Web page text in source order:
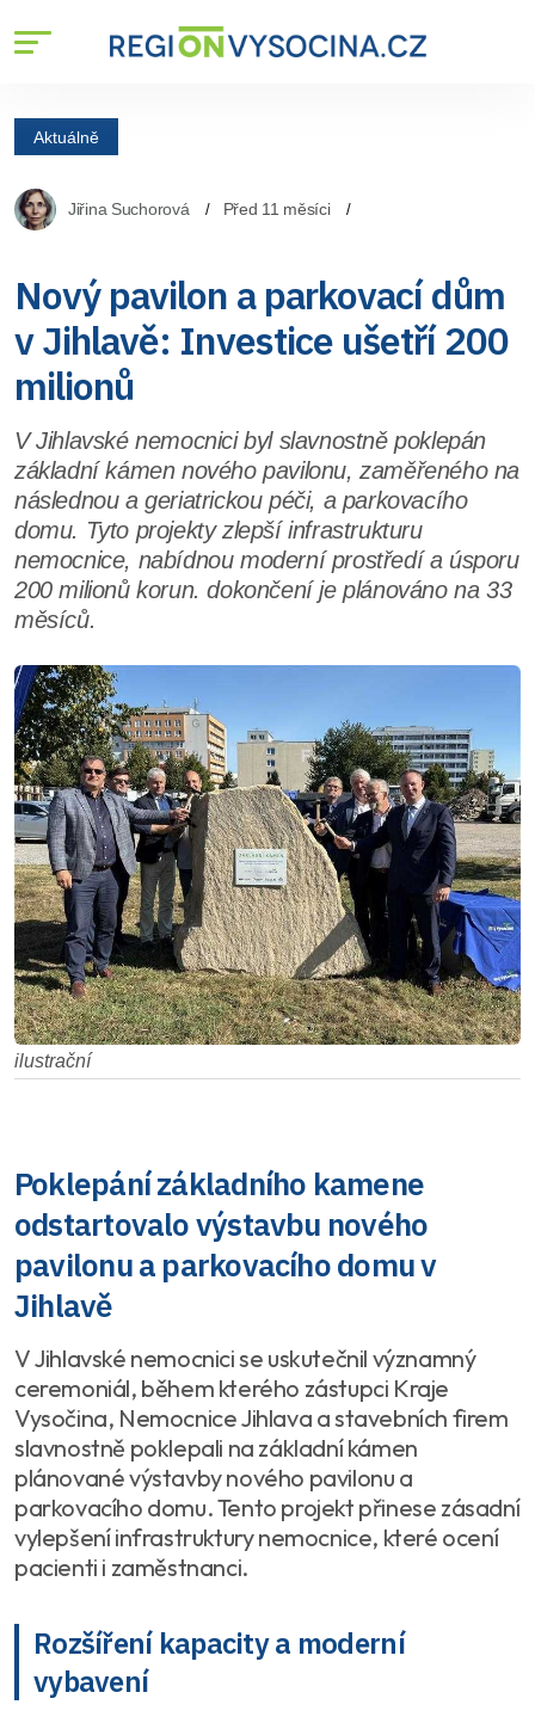
Aktuálně
Jiřina Suchorová Před 11 měsíci
Nový pavilon a parkovací dům
v Jihlavě: Investice ušetří 200
milionů
V Jihlavské nemocnici byl slavnostně poklepán
základní kámen nového pavilonu, zaměřeného na
následnou a geriatrickou péči, a parkovacího
domu. Tyto projekty zlepší infrastrukturu
nemocnice, nabídnou moderní prostředí a úsporu
200 milionů korun. dokončení je plánováno na 33
měsíců.
ilustrační
Poklepání základního kamene
odstartovalo výstavbu nového
pavilonu a parkovacího domu v
Jihlavě
V Jihlavské nemocnici se uskutečnil významný
ceremoniál, během kterého zástupci Kraje
Vysočina, Nemocnice Jihlava a stavebních firem
slavnostně poklepali na základní kámen
plánované výstavby nového pavilonu a
parkovacího domu. Tento projekt přinese zásadní
vylepšení infrastruktury nemocnice, které ocení
pacienti i zaměstnanci.
Rozšíření kapacity a moderní
vybavení